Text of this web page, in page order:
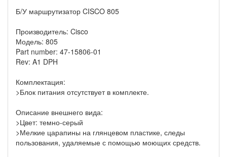
Б/У маршрутизатор CISCO 805
Производитель: Cisco
Модель: 805
Part number: 47-15806-01
Rev: A1 DPH
Комплектация:
>Блок питания отсутствует в комплекте.
Описание внешнего вида:
>Цвет: темно-серый
>Мелкие царапины на глянцевом пластике, следы
пользования, удаляемые с помощью моющих средств.